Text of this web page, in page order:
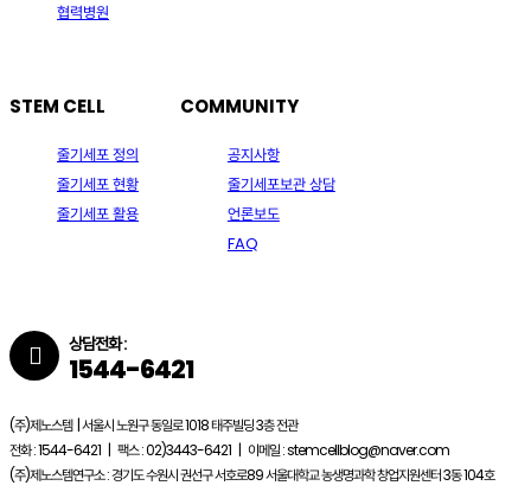
협력병원
STEM CELL
줄기세포 정의
줄기세포 현황
줄기세포 활용
COMMUNITY
공지사항
줄기세포보관 상담
언론보도
FAQ
상담전화 :
1544-6421
(주)제노스템 | 서울시 노원구 동일로 1018 태주빌딩 3층 전관
전화 : 1544-6421 | 팩스 : 02)3443-6421 | 이메일 : stemcellblog@naver.com
(주)제노스템연구소 : 경기도 수원시 권선구 서호로89 서울대학교 농생명과학 창업지원센터 3동 104호